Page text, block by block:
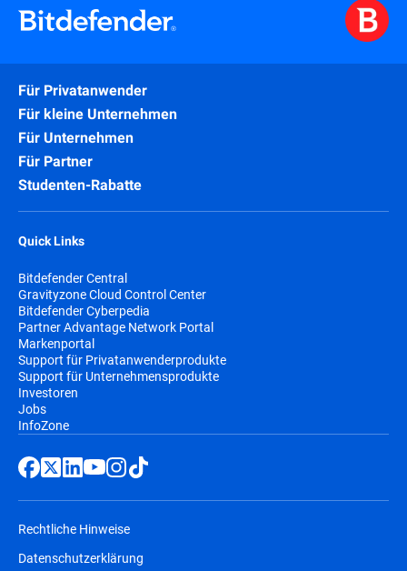
Für Privatanwender
Für kleine Unternehmen
Für Unternehmen
Für Partner
Studenten-Rabatte
Quick Links
Bitdefender Central
Gravityzone Cloud Control Center
Bitdefender Cyberpedia
Partner Advantage Network Portal
Markenportal
Support für Privatanwenderprodukte
Support für Unternehmensprodukte
Investoren
Jobs
InfoZone
Rechtliche Hinweise
Datenschutzerklärung